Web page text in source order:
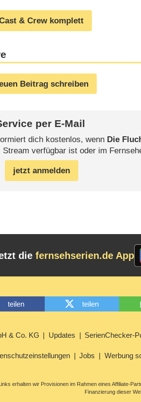
& Crew komplett
Beitrag schreiben
per E-Mail
dich kostenlos, wenn Die
verfügbar ist oder im
jetzt anmelden
die fernsehserien.de App
teilen teilen
& Co. KG Updates SerienChecker-
Jobs Werbung
erhalten wir Provisionen im Rahmen eines Affiliate-
Finanzierung dieser